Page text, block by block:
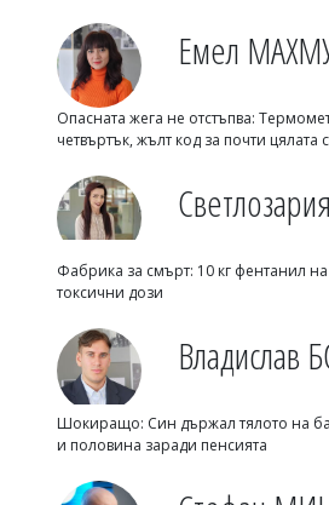
Емел
Опасната жега не отстъпва:
четвъртък, жълт код за почти цялата
Фабрика за смърт: 10 кг фентанил
токсични дози
Владислав
Шокиращо: Син държал тялото на
и половина заради пенсията